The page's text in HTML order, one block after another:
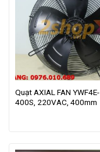
Quạt AXIAL FAN YWF4E-
400S, 220VAC, 400mm